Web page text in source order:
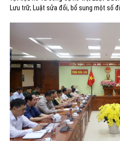
Lưu trữ; Luật sửa đổi, bổ sung một số